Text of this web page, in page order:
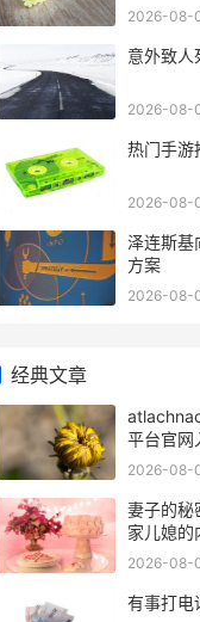
2026-08-
意外致人
2026-08-
热门手游
2026-08-
泽连斯基
方案
2026-08-
经典文章
平台官网
2026-08-
妻子的秘
家儿媳的
2026-08-
有事打电